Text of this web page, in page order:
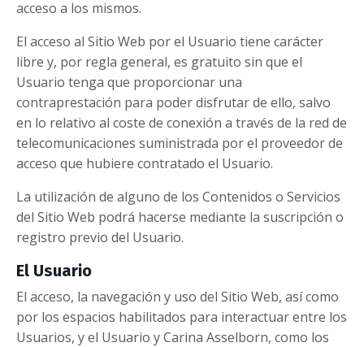
acceso a los mismos.
El acceso al Sitio Web por el Usuario tiene carácter
libre y, por regla general, es gratuito sin que el
Usuario tenga que proporcionar una
contraprestación para poder disfrutar de ello, salvo
en lo relativo al coste de conexión a través de la red de
telecomunicaciones suministrada por el proveedor de
acceso que hubiere contratado el Usuario.
La utilización de alguno de los Contenidos o Servicios
del Sitio Web podrá hacerse mediante la suscripción o
registro previo del Usuario.
El Usuario
El acceso, la navegación y uso del Sitio Web, así como
por los espacios habilitados para interactuar entre los
Usuarios, y el Usuario y Carina Asselborn, como los